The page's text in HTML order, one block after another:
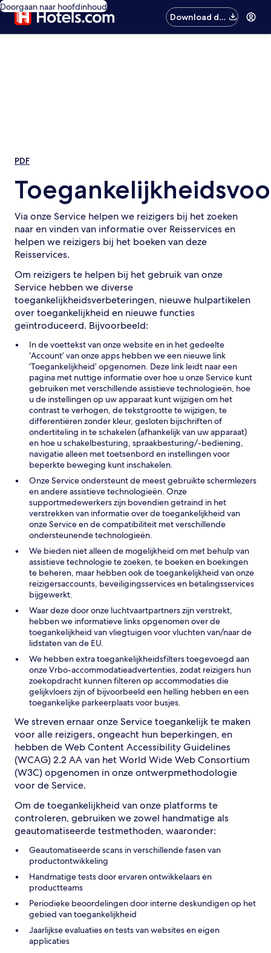
Doorgaan naar hoofdinhoud
Download de
app
PDF
Via onze Service helpen we reizigers bij het zoeken
naar en vinden van informatie over Reisservices en
helpen we reizigers bij het boeken van deze
Reisservices.
Om reizigers te helpen bij het gebruik van onze
Service hebben we diverse
toegankelijkheidsverbeteringen, nieuwe hulpartikelen
over toegankelijkheid en nieuwe functies
geïntroduceerd. Bijvoorbeeld:
In de voettekst van onze website en in het gedeelte
‘Account’ van onze apps hebben we een nieuwe link
‘Toegankelijkheid’ opgenomen. Deze link leidt naar een
pagina met nuttige informatie over hoe u onze Service kunt
gebruiken met verschillende assistieve technologieën, hoe
u de instellingen op uw apparaat kunt wijzigen om het
contrast te verhogen, de tekstgrootte te wijzigen, te
differentiëren zonder kleur, gesloten bijschriften of
ondertiteling in te schakelen (afhankelijk van uw apparaat)
en hoe u schakelbesturing, spraakbesturing/-bediening,
navigatie alleen met toetsenbord en instellingen voor
beperkte beweging kunt inschakelen.
Onze Service ondersteunt de meest gebruikte schermlezers
en andere assistieve technologieën. Onze
supportmedewerkers zijn bovendien getraind in het
verstrekken van informatie over de toegankelijkheid van
onze Service en de compatibiliteit met verschillende
ondersteunende technologieën.
We bieden niet alleen de mogelijkheid om met behulp van
assistieve technologie te zoeken, te boeken en boekingen
te beheren, maar hebben ook de toegankelijkheid van onze
reizigersaccounts, beveiligingsservices en betalingsservices
bijgewerkt.
Waar deze door onze luchtvaartpartners zijn verstrekt,
hebben we informatieve links opgenomen over de
toegankelijkheid van vliegtuigen voor vluchten van/naar de
lidstaten van de EU.
We hebben extra toegankelijkheidsfilters toegevoegd aan
onze Vrbo-accommodatieadvertenties, zodat reizigers hun
zoekopdracht kunnen filteren op accommodaties die
gelijkvloers zijn of bijvoorbeeld een helling hebben en een
toegankelijke parkeerplaats voor busjes.
We streven ernaar onze Service toegankelijk te maken
voor alle reizigers, ongeacht hun beperkingen, en
hebben de Web Content Accessibility Guidelines
(WCAG) 2.2 AA van het World Wide Web Consortium
(W3C) opgenomen in onze ontwerpmethodologie
voor de Service.
Om de toegankelijkheid van onze platforms te
controleren, gebruiken we zowel handmatige als
geautomatiseerde testmethoden, waaronder:
Geautomatiseerde scans in verschillende fasen van
productontwikkeling
Handmatige tests door ervaren ontwikkelaars en
productteams
Periodieke beoordelingen door interne deskundigen op het
gebied van toegankelijkheid
Jaarlijkse evaluaties en tests van websites en eigen
applicaties